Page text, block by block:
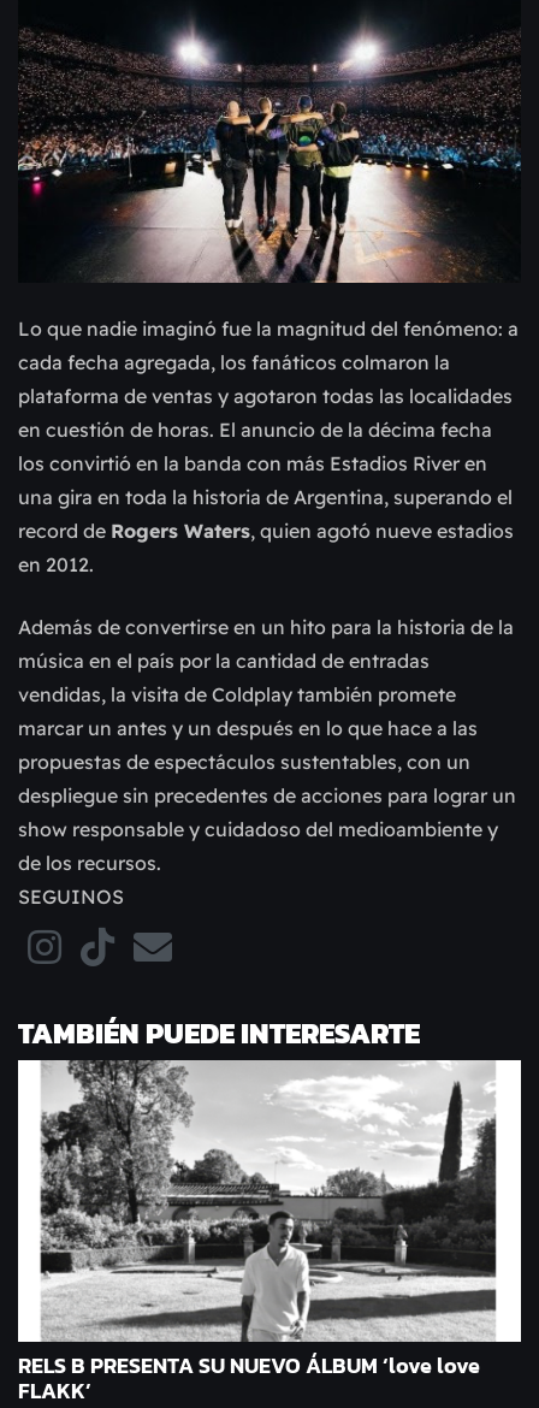
Lo que nadie imaginó fue la magnitud del fenómeno: a
cada fecha agregada, los fanáticos colmaron la
plataforma de ventas y agotaron todas las localidades
en cuestión de horas. El anuncio de la décima fecha
los convirtió en la banda con más Estadios River en
una gira en toda la historia de Argentina, superando el
record de Rogers Waters, quien agotó nueve estadios
en 2012.
Además de convertirse en un hito para la historia de la
música en el país por la cantidad de entradas
vendidas, la visita de Coldplay también promete
marcar un antes y un después en lo que hace a las
propuestas de espectáculos sustentables, con un
despliegue sin precedentes de acciones para lograr un
show responsable y cuidadoso del medioambiente y
de los recursos.
SEGUINOS
TAMBIÉN PUEDE INTERESARTE
RELS B PRESENTA SU NUEVO ÁLBUM ‘love love
FLAKK’